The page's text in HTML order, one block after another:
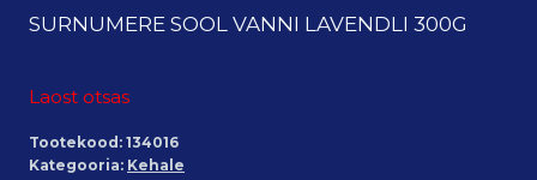
SURNUMERE SOOL VANNI LAVENDLI 300G
Laost otsas
Tootekood: 134016
Kategooria: Kehale